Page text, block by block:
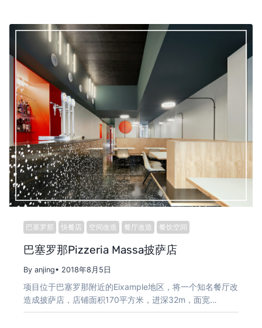
巴塞罗那 快餐店 空间改造 餐厅改造 餐饮空间
巴塞罗那Pizzeria Massa披萨店
By anjing• 2018年8月5日
项目位于巴塞罗那附近的Eixample地区，将一个知名餐厅改
造成披萨店，店铺面积170平方米，进深32m，面宽…